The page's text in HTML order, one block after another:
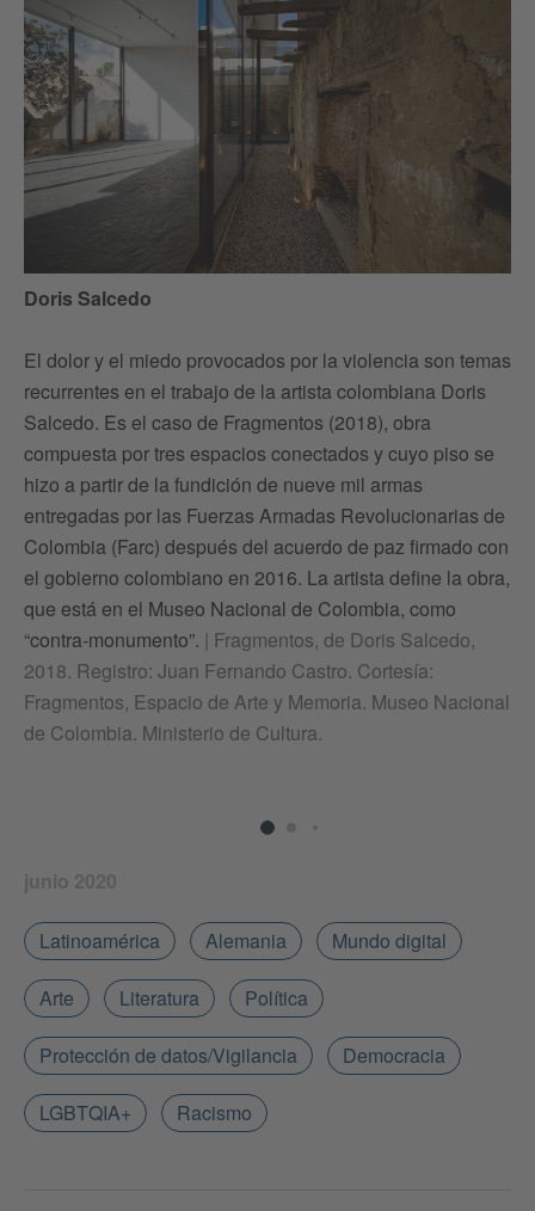
Doris Salcedo
El dolor y el miedo provocados por la violencia son temas
recurrentes en el trabajo de la artista colombiana Doris
Salcedo. Es el caso de Fragmentos (2018), obra
compuesta por tres espacios conectados y cuyo piso se
hizo a partir de la fundición de nueve mil armas
entregadas por las Fuerzas Armadas Revolucionarias de
Colombia (Farc) después del acuerdo de paz firmado con
el gobierno colombiano en 2016. La artista define la obra,
que está en el Museo Nacional de Colombia, como
“contra-monumento”. | Fragmentos, de Doris Salcedo,
2018. Registro: Juan Fernando Castro. Cortesía:
Fragmentos, Espacio de Arte y Memoria. Museo Nacional
de Colombia. Ministerio de Cultura.
junio 2020
Latinoamérica Alemania Mundo digital
Arte Literatura Política
Protección de datos/Vigilancia Democracia
LGBTQIA+ Racismo